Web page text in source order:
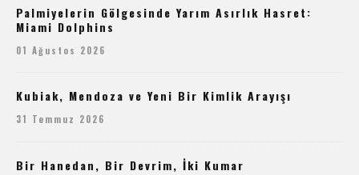
Palmiyelerin Gölgesinde Yarım Asırlık Hasret:
Miami Dolphins
01 Ağustos 2026
Kubiak, Mendoza ve Yeni Bir Kimlik Arayışı
31 Temmuz 2026
Bir Hanedan, Bir Devrim, İki Kumar